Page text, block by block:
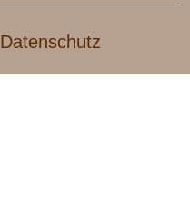
Datenschutz